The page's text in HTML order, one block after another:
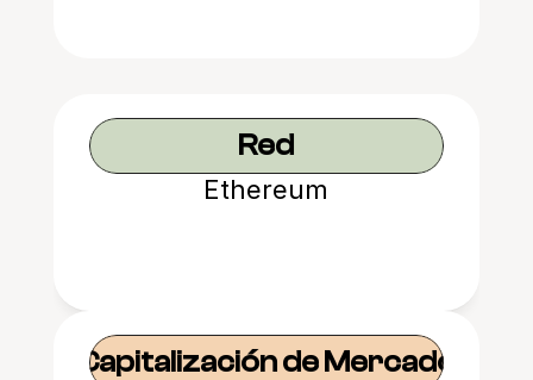
Red
Ethereum
Capitalización de Mercado